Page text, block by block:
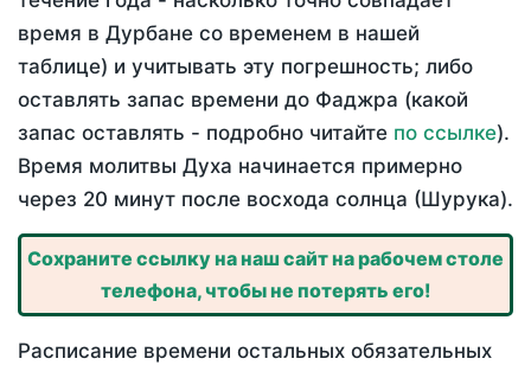
время в Дурбане со временем в нашей
таблице) и учитывать эту погрешность; либо
оставлять запас времени до Фаджра (какой
запас оставлять - подробно читайте по ссылке).
Время молитвы Духа начинается примерно
через 20 минут после восхода солнца (Шурука).
Сохраните ссылку на наш сайт на рабочем столе
телефона, чтобы не потерять его!
Расписание времени остальных обязательных